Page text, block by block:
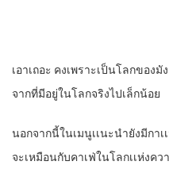
เอาเถอะ​ คงเพราะเป็นโลกของ
จากที่มีอยู่ในโลกจริงไปเล็กน้อย
นอกจากนี้ในเมนูเเนะนํายังมีกา
จะเหมือนกับคาเฟ่ในโลกเเห่งคว